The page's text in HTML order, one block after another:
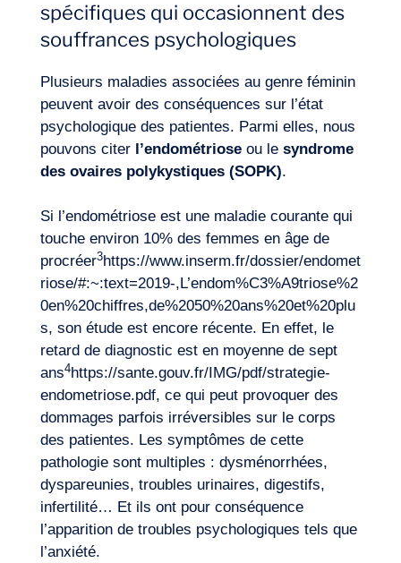
spécifiques qui occasionnent des
souffrances psychologiques
Plusieurs maladies associées au genre féminin
peuvent avoir des conséquences sur l’état
psychologique des patientes. Parmi elles, nous
pouvons citer l’endométrioseou le syndrome
des ovaires polykystiques (SOPK).
Si l’endométriose est une maladie courante qui
touche environ 10% des femmes en âge de
procréer3https://www.inserm.fr/dossier/endomet
riose/#:~:text=2019-,L’endom%C3%A9triose%2
0en%20chiffres,de%2050%20ans%20et%20plu
s, son étude est encore récente. En effet, le
retard de diagnostic est en moyenne de sept
ans4https://sante.gouv.fr/IMG/pdf/strategie-
endometriose.pdf, ce qui peut provoquer des
dommages parfois irréversibles sur le corps
des patientes. Les symptômes de cette
pathologie sont multiples : dysménorrhées,
dyspareunies, troubles urinaires, digestifs,
infertilité… Et ils ont pour conséquence
l’apparition de troubles psychologiques tels que
l’anxiété.